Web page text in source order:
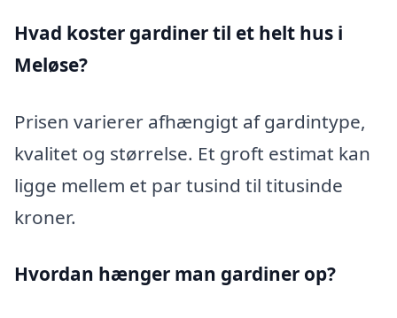
Hvad koster gardiner til et helt hus i
Meløse?
Prisen varierer afhængigt af gardintype,
kvalitet og størrelse. Et groft estimat kan
ligge mellem et par tusind til titusinde
kroner.
Hvordan hænger man gardiner op?